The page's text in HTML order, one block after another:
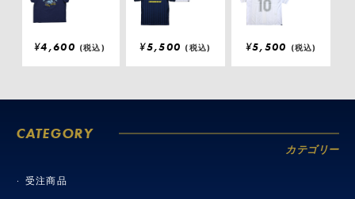
¥4,600 (税込) ¥5,500 (税込) ¥5,500 (税込)
CATEGORY
カテゴリー
受注商品